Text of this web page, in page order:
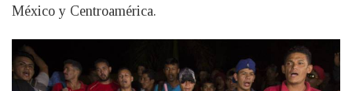
México y Centroamérica.